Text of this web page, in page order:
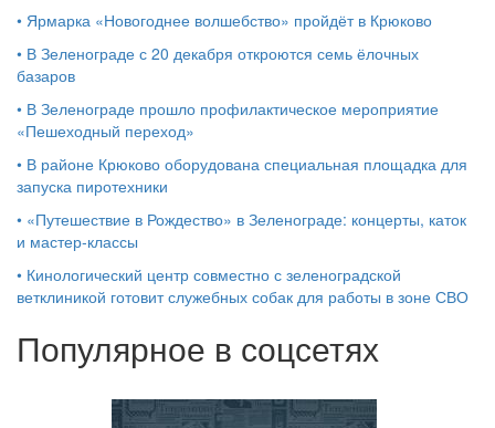
• Ярмарка «Новогоднее волшебство» пройдёт в Крюково
• В Зеленограде с 20 декабря откроются семь ёлочных
базаров
• В Зеленограде прошло профилактическое мероприятие
«Пешеходный переход»
• В районе Крюково оборудована специальная площадка для
запуска пиротехники
• «Путешествие в Рождество» в Зеленограде: концерты, каток
и мастер‑классы
• Кинологический центр совместно с зеленоградской
ветклиникой готовит служебных собак для работы в зоне СВО
Популярное в соцсетях